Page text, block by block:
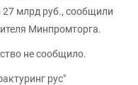
27 млрд руб., сообщили
Минпромторга.
не сообщило.
рус"